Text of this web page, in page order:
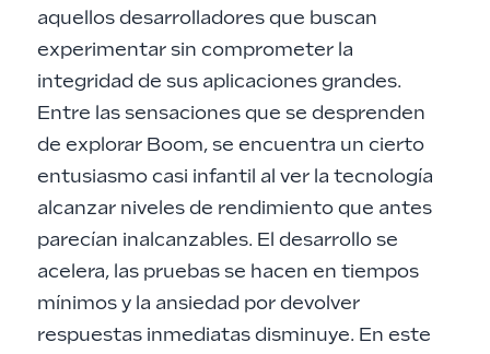
aquellos desarrolladores que buscan
experimentar sin comprometer la
integridad de sus aplicaciones grandes.
Entre las sensaciones que se desprenden
de explorar Boom, se encuentra un cierto
entusiasmo casi infantil al ver la tecnología
alcanzar niveles de rendimiento que antes
parecían inalcanzables. El desarrollo se
acelera, las pruebas se hacen en tiempos
mínimos y la ansiedad por devolver
respuestas inmediatas disminuye. En este